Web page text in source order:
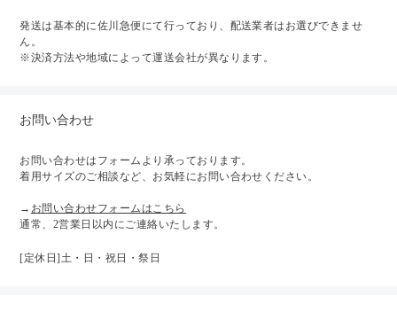
発送は基本的に佐川急便にて行っており、配送業者はお選びできませ
ん。
※決済方法や地域によって運送会社が異なります。
お問い合わせ
お問い合わせはフォームより承っております。
着用サイズのご相談など、お気軽にお問い合わせください。
→ お問い合わせフォームはこちら
通常、2営業日以内にご連絡いたします。
[定休日]土・日・祝日・祭日